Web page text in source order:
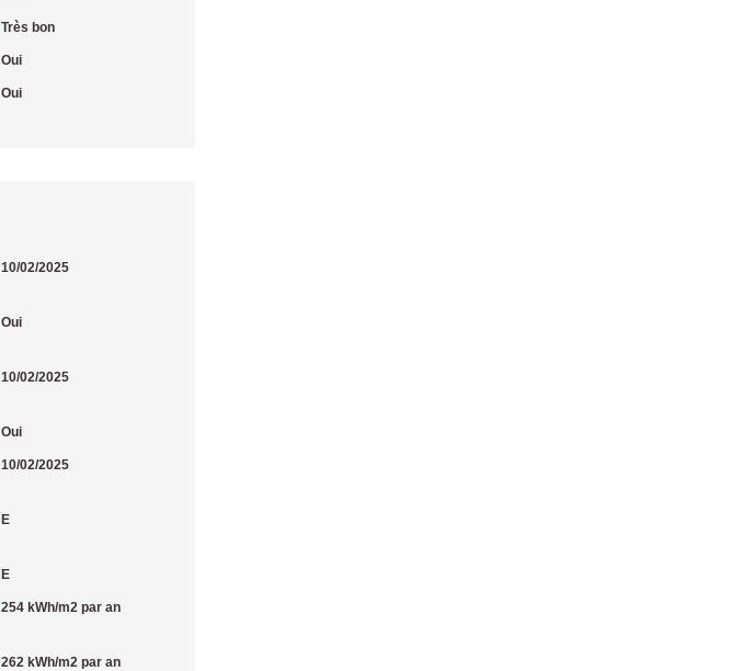
Très bon
Oui
Oui
10/02/2025
Oui
10/02/2025
Oui
10/02/2025
E
E
254 kWh/m2 par an
262 kWh/m2 par an